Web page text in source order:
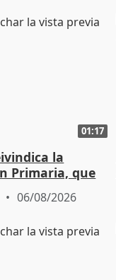
01:17
la
Primaria, que
06/08/2026